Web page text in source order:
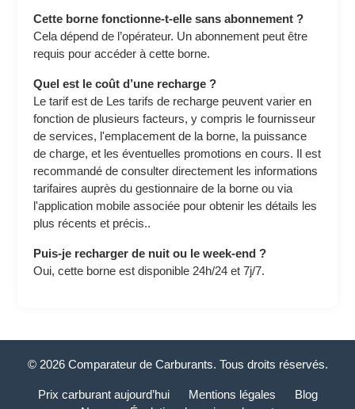
Cette borne fonctionne-t-elle sans abonnement ?
Cela dépend de l’opérateur. Un abonnement peut être
requis pour accéder à cette borne.
Quel est le coût d’une recharge ?
Le tarif est de Les tarifs de recharge peuvent varier en
fonction de plusieurs facteurs, y compris le fournisseur
de services, l'emplacement de la borne, la puissance
de charge, et les éventuelles promotions en cours. Il est
recommandé de consulter directement les informations
tarifaires auprès du gestionnaire de la borne ou via
l'application mobile associée pour obtenir les détails les
plus récents et précis..
Puis-je recharger de nuit ou le week-end ?
Oui, cette borne est disponible 24h/24 et 7j/7.
© 2026 Comparateur de Carburants. Tous droits réservés.
Prix carburant aujourd’hui Mentions légales
Blog